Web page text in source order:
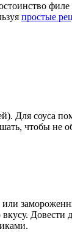
простые
Для соуса
чтобы не
или
Довести